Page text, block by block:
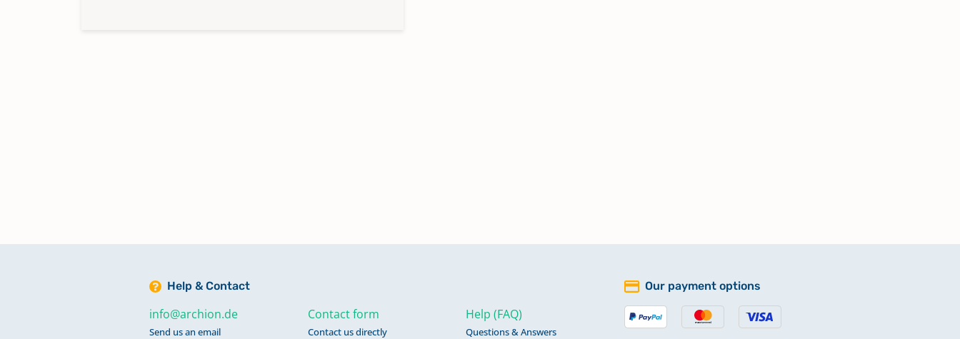
Help & Contact
info@archion.de
Send us an email
Contact form
Contact us directly
Help (FAQ)
Questions & Answers
Our payment options